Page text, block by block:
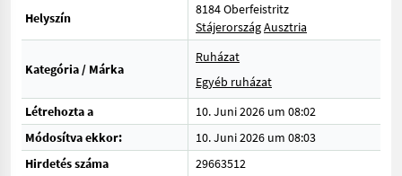
Helyszín
8184 Oberfeistritz
StájerországAusztria
Kategória / Márka
Ruházat
Egyéb ruházat
Létrehozta a
10. Juni 2026 um 08:02
Módosítva ekkor:
10. Juni 2026 um 08:03
Hirdetés száma
29663512